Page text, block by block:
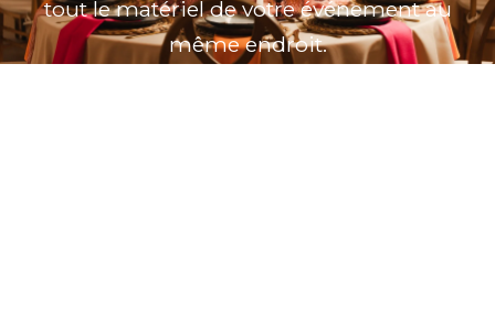
tout le matériel de votre événement au
même endroit.